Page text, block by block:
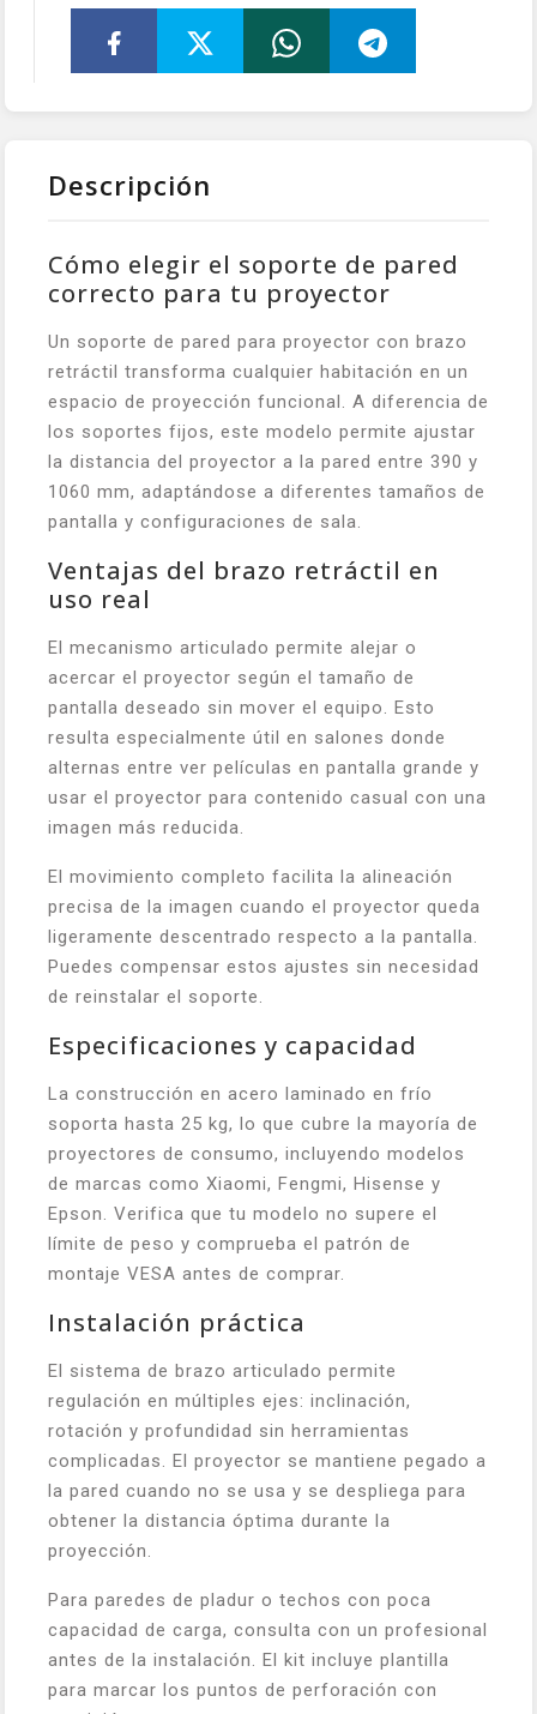
Descripción
Cómo elegir el soporte de pared
correcto para tu proyector
Un soporte de pared para proyector con brazo
retráctil transforma cualquier habitación en un
espacio de proyección funcional. A diferencia de
los soportes fijos, este modelo permite ajustar
la distancia del proyector a la pared entre 390 y
1060 mm, adaptándose a diferentes tamaños de
pantalla y configuraciones de sala.
Ventajas del brazo retráctil en
uso real
El mecanismo articulado permite alejar o
acercar el proyector según el tamaño de
pantalla deseado sin mover el equipo. Esto
resulta especialmente útil en salones donde
alternas entre ver películas en pantalla grande y
usar el proyector para contenido casual con una
imagen más reducida.
El movimiento completo facilita la alineación
precisa de la imagen cuando el proyector queda
ligeramente descentrado respecto a la pantalla.
Puedes compensar estos ajustes sin necesidad
de reinstalar el soporte.
Especificaciones y capacidad
La construcción en acero laminado en frío
soporta hasta 25 kg, lo que cubre la mayoría de
proyectores de consumo, incluyendo modelos
de marcas como Xiaomi, Fengmi, Hisense y
Epson. Verifica que tu modelo no supere el
límite de peso y comprueba el patrón de
montaje VESA antes de comprar.
Instalación práctica
El sistema de brazo articulado permite
regulación en múltiples ejes: inclinación,
rotación y profundidad sin herramientas
complicadas. El proyector se mantiene pegado a
la pared cuando no se usa y se despliega para
obtener la distancia óptima durante la
proyección.
Para paredes de pladur o techos con poca
capacidad de carga, consulta con un profesional
antes de la instalación. El kit incluye plantilla
para marcar los puntos de perforación con